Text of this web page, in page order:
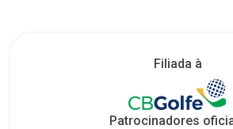
Filiada à
Patrocinadores